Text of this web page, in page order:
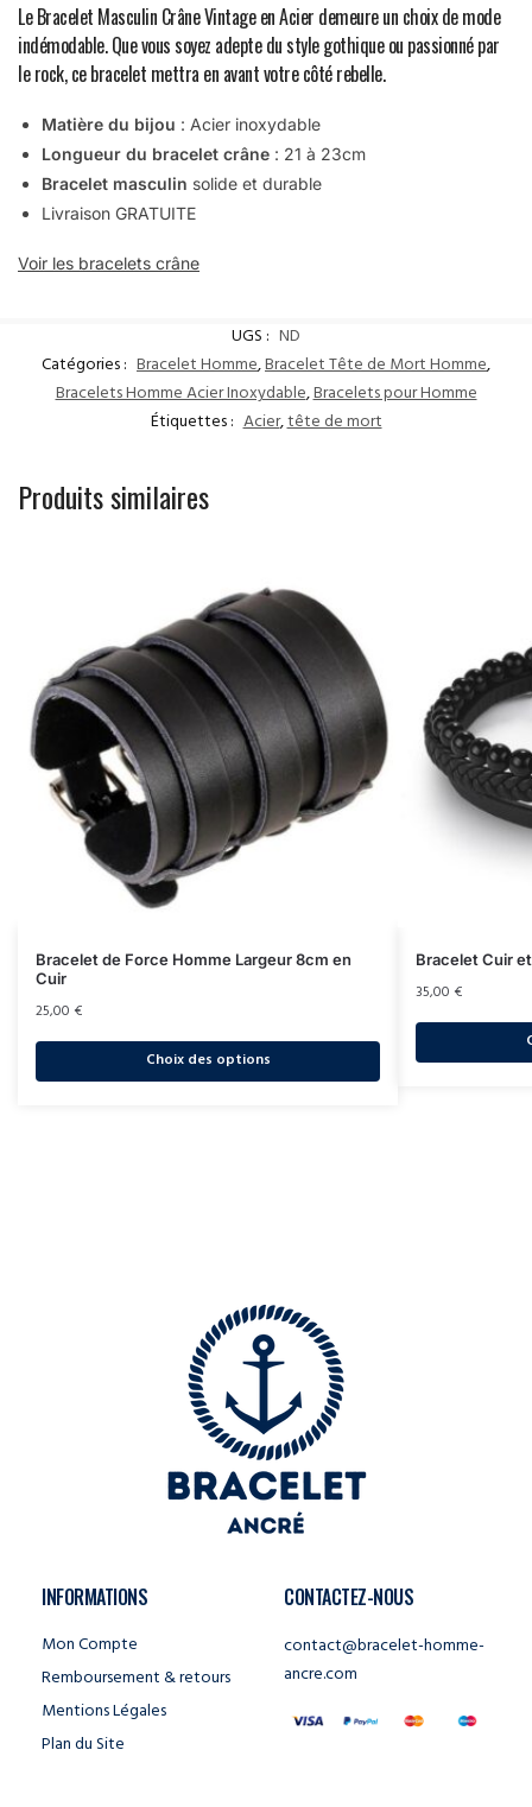
Le Bracelet Masculin Crâne Vintage en Acier demeure un choix de mode
indémodable. Que vous soyez adepte du style gothique ou passionné par
le rock, ce bracelet mettra en avant votre côté rebelle.
Matière du bijou : Acier inoxydable
Longueur du bracelet crâne : 21 à 23cm
Bracelet masculin solide et durable
Livraison GRATUITE
Voir les bracelets crâne
UGS : ND
Catégories : Bracelet Homme,Bracelet Tête de Mort Homme,
Bracelets Homme Acier Inoxydable,Bracelets pour Homme
Étiquettes : Acier,tête de mort
Produits similaires
Bracelet de Force Homme Largeur 8cm en
Cuir
25,00 €
Choix des options
Bracelet Cuir
35,00 €
INFORMATIONS
Mon Compte
Remboursement & retours
Mentions Légales
Plan du Site
CONTACTEZ-NOUS
contact@bracelet-homme-
ancre.com